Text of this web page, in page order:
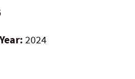
2024